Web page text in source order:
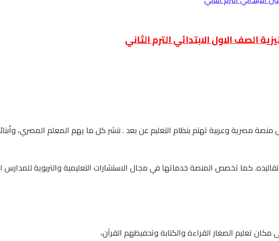
الصف الاول الابتدائي الترم الثاني
واكاديمية كتاتيب اونلاين في يناير من العام 2013 كأول منصة مصرية وعربية تهتم بنظام التعليم عن بعد . ننشر كل ما يهم المعلم
كما تخصص المنصة خدماتها في مجال الاستشارات التعليمية والتربوية للمدارس
تعليم الصغار القراءة والكتابة وتحفيظهم القرآن،